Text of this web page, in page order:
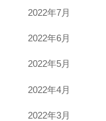
2022年7月
2022年6月
2022年5月
2022年4月
2022年3月